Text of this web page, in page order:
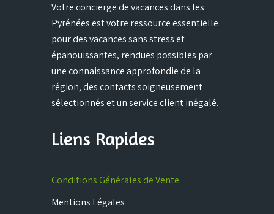
Votre concierge de vacances dans les
Pyrénées est votre ressource essentielle
pour des vacances sans stress et
épanouissantes, rendues possibles par
une connaissance approfondie de la
région, des contacts soigneusement
sélectionnés et un service client inégalé.
Liens Rapides
Conditions Générales de Vente
Mentions Légales